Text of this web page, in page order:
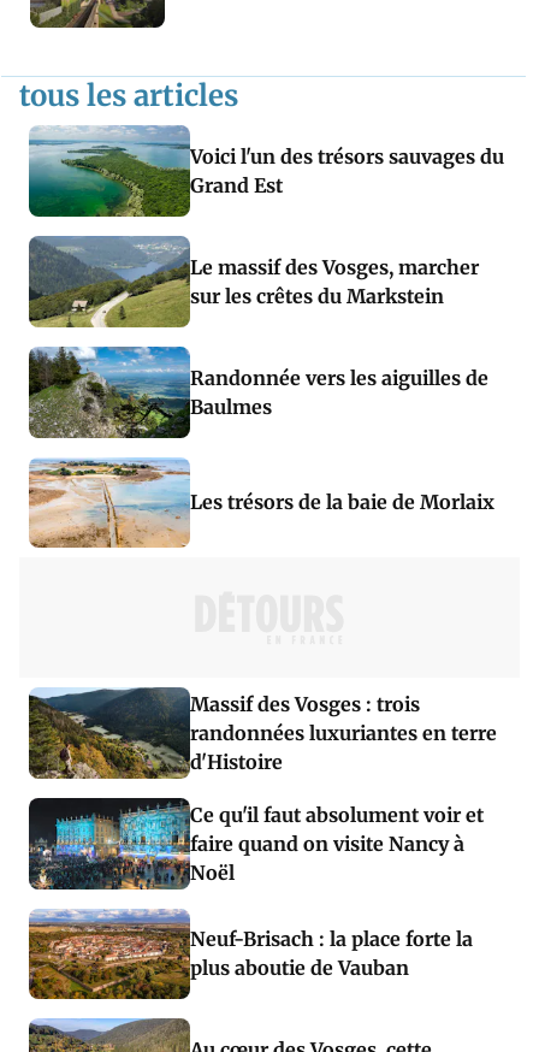
tous les articles
Voici l'un des trésors sauvages du
Grand Est
Le massif des Vosges, marcher
sur les crêtes du Markstein
Randonnée vers les aiguilles de
Baulmes
Les trésors de la baie de Morlaix
Massif des Vosges : trois
randonnées luxuriantes en terre
d'Histoire
Ce qu'il faut absolument voir et
faire quand on visite Nancy à
Noël
Neuf-Brisach : la place forte la
plus aboutie de Vauban